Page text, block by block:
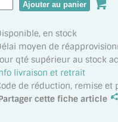
en stock
moyen de
qté supérieur au stock
livraison et retrait
de réduction, remise et
cette fiche article